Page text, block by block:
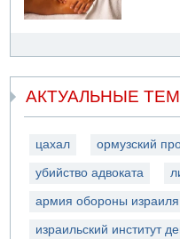
АКТУАЛЬНЫЕ
цахал ормузский
убийство адвоката
армия обороны израиля
израильский институт